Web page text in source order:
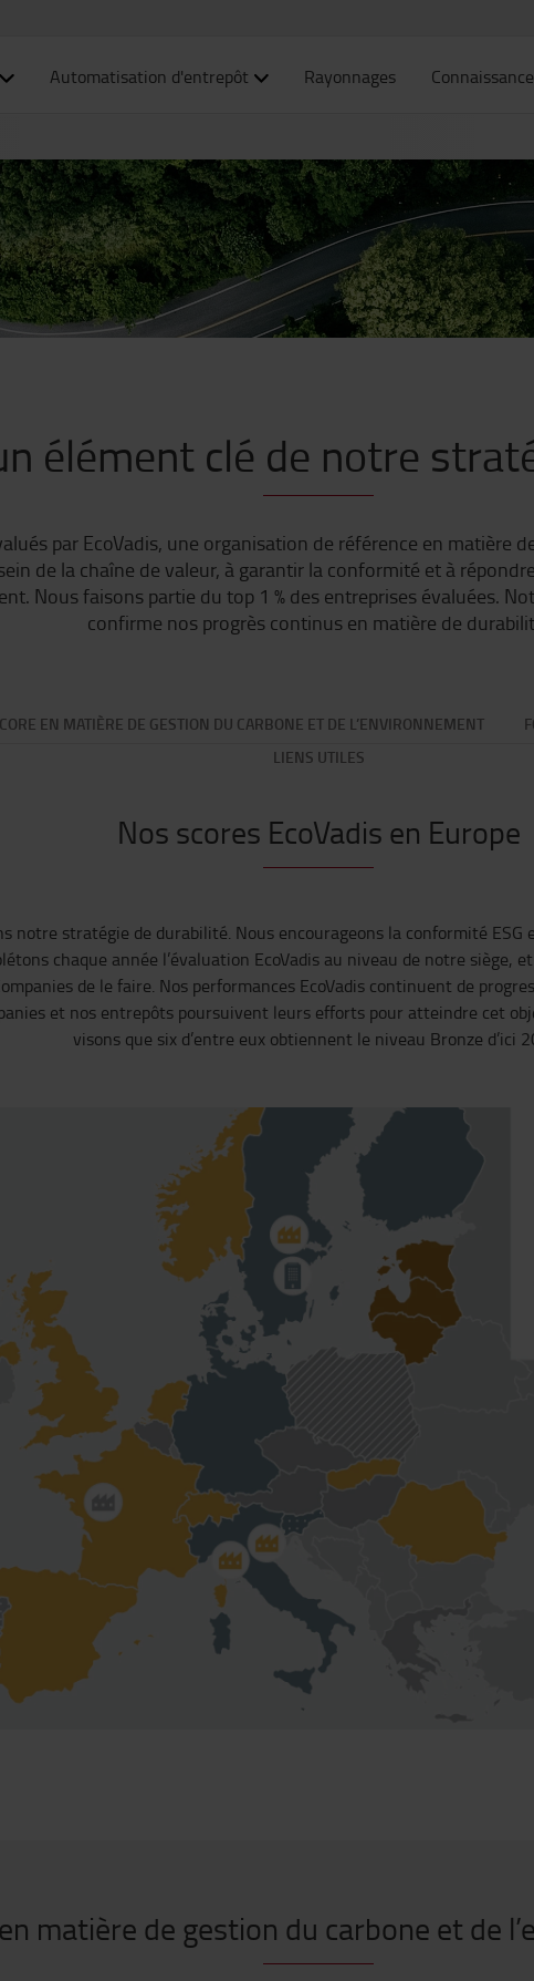
Automatisation d'entrepôt Rayonnages
élément clé de notre
par EcoVadis, une organisation de référence en matière
de la chaîne de valeur, à garantir la conformité et à
Nous faisons partie du top 1 % des entreprises évaluées.
confirme nos progrès continus en matière de
EN MATIÈRE DE GESTION DU CARBONE ET DE L’ENVIRONNEMENT
LIENS UTILES
Nos scores EcoVadis en Europe
notre stratégie de durabilité. Nous encourageons la conformité ESG
chaque année l’évaluation EcoVadis au niveau de notre siège,
de le faire. Nos performances EcoVadis continuent de
et nos entrepôts poursuivent leurs efforts pour atteindre cet
visons que six d’entre eux obtiennent le niveau Bronze d’ici
matière de gestion du carbone et de